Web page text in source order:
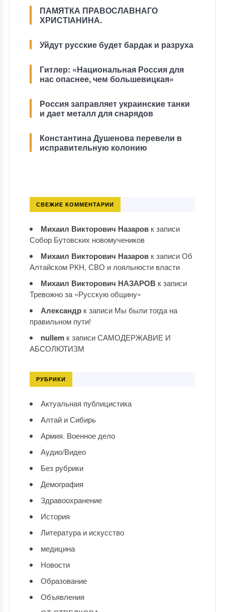
ПАМЯТКА ПРАВОСЛАВНАГО
ХРИСТІАНИНА.
Уйдут русские будет бардак и разруха
Гитлер: «Национальная Россия для
нас опаснее, чем большевицкая»
Россия заправляет украинские танки
и дает металл для снарядов
Константина Душенова перевели в
исправительную колонию
СВЕЖИЕ КОММЕНТАРИИ
Михаил Викторович Назаровк записи
Собор Бутовских новомучеников
Михаил Викторович Назаровк записиОб
Алтайском РКН, СВО и лояльности власти
Михаил Викторович НАЗАРОВ к записи
Тревожно за «Русскую общину»
Александрк записи Мы были тогда на
правильном пути!
nullemк записиСАМОДЕРЖАВИЕ И
АБСОЛЮТИЗМ
РУБРИКИ
Актуальная публицистика
Алтай и Сибирь
Армия. Военное дело
Аудио/Видео
Без рубрики
Демография
Здравоохранение
История
Литература и искусство
медицина
Новости
Образование
Объявления